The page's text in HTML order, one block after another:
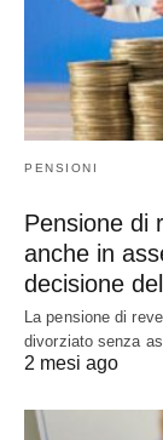
PENSIONI
Pensione di
anche in
decisione
La pensione di
divorziato senza
2 mesi ago